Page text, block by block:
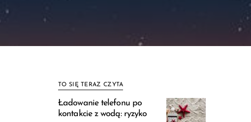
TO SIĘ TERAZ CZYTA
Ładowanie telefonu po
kontakcie z wodą: ryzyko